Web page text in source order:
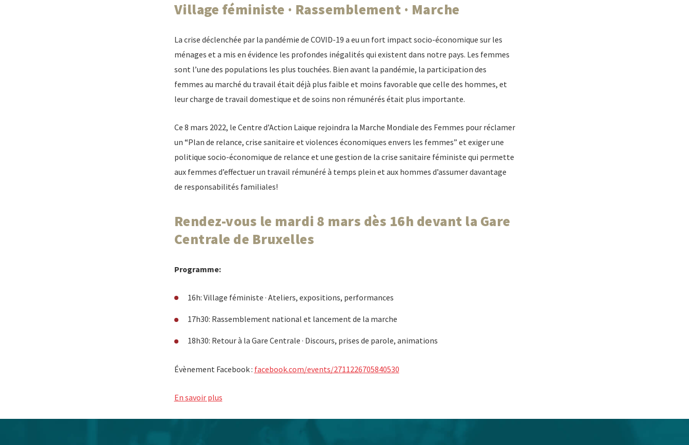
Village féministe · Rassemblement · Marche
La crise déclenchée par la pandémie de COVID-19 a eu un fort impact socio-économique sur les
ménages et a mis en évidence les profondes inégalités qui existent dans notre pays. Les femmes
sont l’une des populations les plus touchées. Bien avant la pandémie, la participation des
femmes au marché du travail était déjà plus faible et moins favorable que celle des hommes, et
leur charge de travail domestique et de soins non rémunérés était plus importante.
Ce 8 mars 2022, le Centre d’Action Laïque rejoindra la Marche Mondiale des Femmes pour réclamer
un “Plan de relance, crise sanitaire et violences économiques envers les femmes” et exiger une
politique socio-économique de relance et une gestion de la crise sanitaire féministe qui permette
aux femmes d’effectuer un travail rémunéré à temps plein et aux hommes d’assumer davantage
de responsabilités familiales!
Rendez-vous le mardi 8 mars dès 16h devant la Gare
Centrale de Bruxelles
Programme:
16h: Village féministe · Ateliers, expositions, performances
17h30: Rassemblement national et lancement de la marche
18h30: Retour à la Gare Centrale · Discours, prises de parole, animations
Évènement Facebook : facebook.com/events/2711226705840530
En savoir plus